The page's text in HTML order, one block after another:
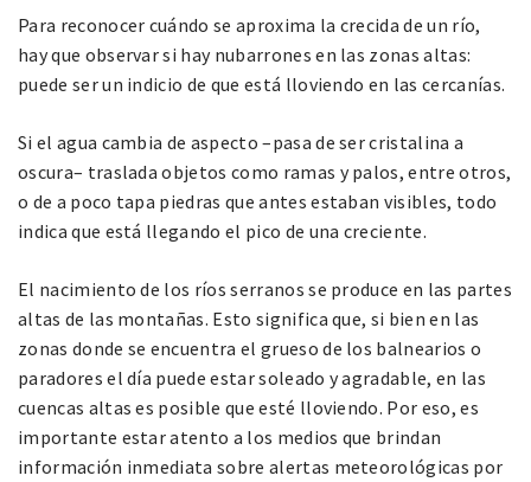
Para reconocer cuándo se aproxima la crecida de un río,
hay que observar si hay nubarrones en las zonas altas:
puede ser un indicio de que está lloviendo en las cercanías.
Si el agua cambia de aspecto –pasa de ser cristalina a
oscura– traslada objetos como ramas y palos, entre otros,
o de a poco tapa piedras que antes estaban visibles, todo
indica que está llegando el pico de una creciente.
El nacimiento de los ríos serranos se produce en las partes
altas de las montañas. Esto significa que, si bien en las
zonas donde se encuentra el grueso de los balnearios o
paradores el día puede estar soleado y agradable, en las
cuencas altas es posible que esté lloviendo. Por eso, es
importante estar atento a los medios que brindan
información inmediata sobre alertas meteorológicas por